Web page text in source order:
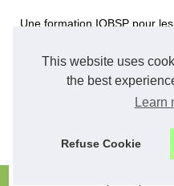
This website uses
the best
Learn
Refuse Cookie
Une formation IOBSP pour
Rédiger une lettre...